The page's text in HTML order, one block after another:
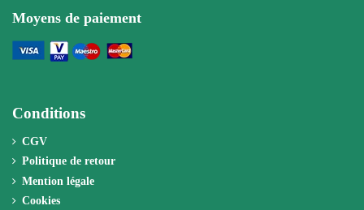
Moyens de paiement
Conditions
CGV
Politique de retour
Mention légale
Cookies